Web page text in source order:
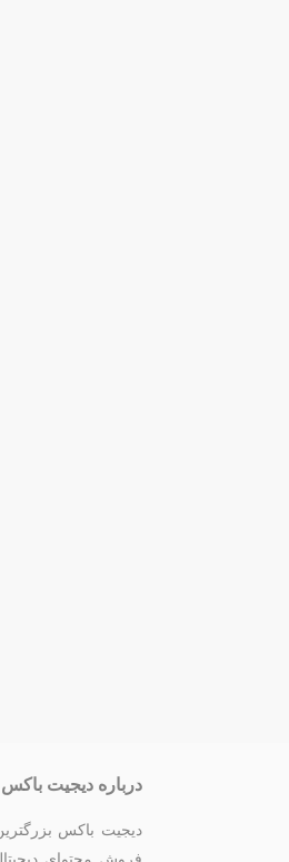
درباره دیجیت باکس
دیجیت باکس